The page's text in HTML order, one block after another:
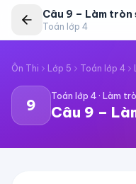
Câu 9 – Làm tròn
Toán lớp 4
Ôn Thi Lớp 5 Toán lớp 4
9
Toán lớp 4 · Làm
Câu 9 –